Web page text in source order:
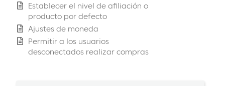
Establecer el nivel de afiliación o
producto por defecto
Ajustes de moneda
Permitir a los usuarios
desconectados realizar compras